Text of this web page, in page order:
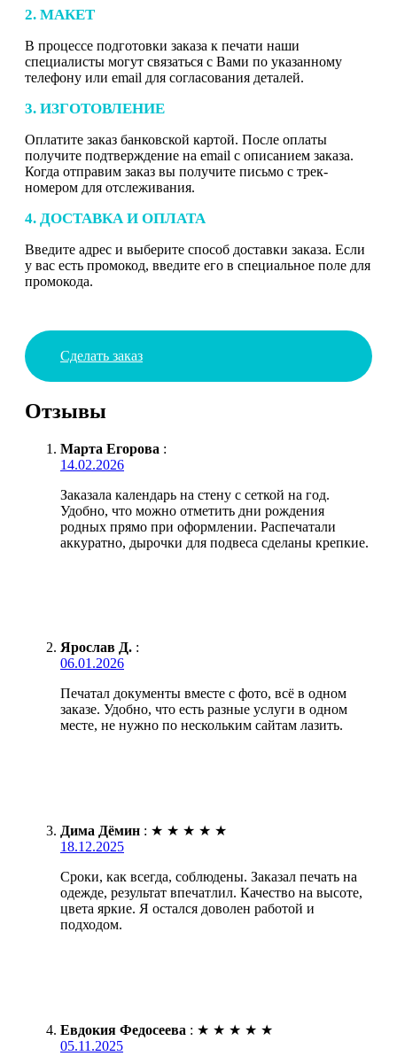
2. МАКЕТ
В процессе подготовки заказа к печати наши
специалисты могут связаться с Вами по указанному
телефону или email для согласования деталей.
3. ИЗГОТОВЛЕНИЕ
Оплатите заказ банковской картой. После оплаты
получите подтверждение на email с описанием заказа.
Когда отправим заказ вы получите письмо с трек-
номером для отслеживания.
4. ДОСТАВКА И ОПЛАТА
Введите адрес и выберите способ доставки заказа. Если
у вас есть промокод, введите его в специальное поле для
промокода.
Сделать заказ
Отзывы
Марта Егорова :
14.02.2026
Заказала календарь на стену с сеткой на год.
Удобно, что можно отметить дни рождения
родных прямо при оформлении. Распечатали
аккуратно, дырочки для подвеса сделаны крепкие.
Ярослав Д. :
06.01.2026
Печатал документы вместе с фото, всё в одном
заказе. Удобно, что есть разные услуги в одном
месте, не нужно по нескольким сайтам лазить.
Дима Дёмин : ★ ★ ★ ★ ★
18.12.2025
Сроки, как всегда, соблюдены. Заказал печать на
одежде, результат впечатлил. Качество на высоте,
цвета яркие. Я остался доволен работой и
подходом.
Евдокия Федосеева : ★ ★ ★ ★ ★
05.11.2025